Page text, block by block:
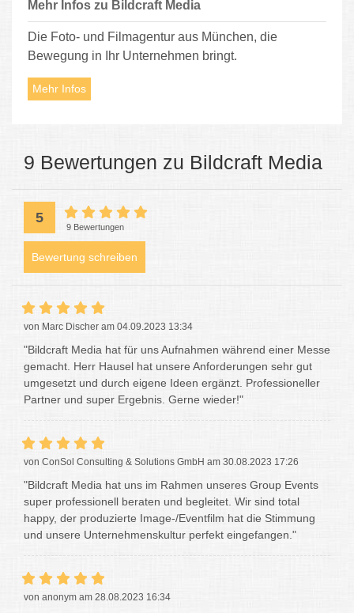
Mehr Infos zu Bildcraft Media
Die Foto- und Filmagentur aus München, die
Bewegung in Ihr Unternehmen bringt.
Mehr Infos
9 Bewertungen zu Bildcraft Media
5
9 Bewertungen
Bewertung schreiben
von Marc Discher am 04.09.2023 13:34
"Bildcraft Media hat für uns Aufnahmen während einer Messe
gemacht. Herr Hausel hat unsere Anforderungen sehr gut
umgesetzt und durch eigene Ideen ergänzt. Professioneller
Partner und super Ergebnis. Gerne wieder!"
von ConSol Consulting & Solutions GmbH am 30.08.2023 17:26
"Bildcraft Media hat uns im Rahmen unseres Group Events
super professionell beraten und begleitet. Wir sind total
happy, der produzierte Image-/Eventfilm hat die Stimmung
und unsere Unternehmenskultur perfekt eingefangen."
von anonym am 28.08.2023 16:34